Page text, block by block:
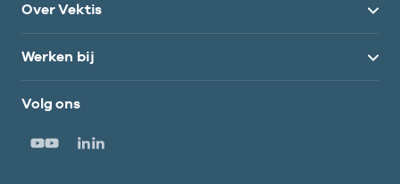
Over Vektis
Werken bij
Volg ons